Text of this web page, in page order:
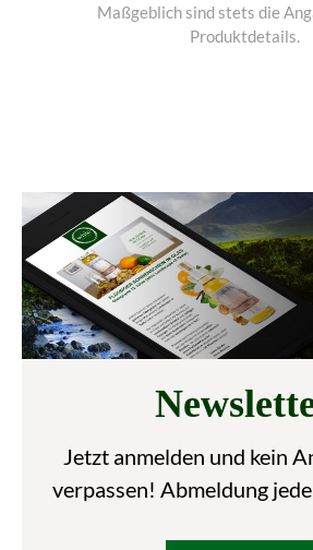
Maßgeblich sind stets die
Produktdetails.
Jetzt anmelden und kein
verpassen! Abmeldung